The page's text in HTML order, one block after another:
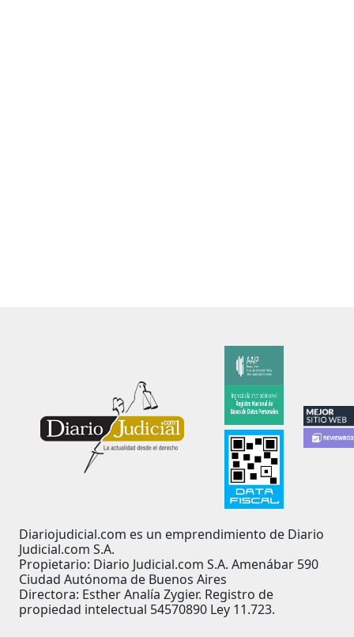
Diariojudicial.com es un emprendimiento de Diario
Judicial.com S.A.
Propietario: Diario Judicial.com S.A. Amenábar 590
Ciudad Autónoma de Buenos Aires
Directora: Esther Analía Zygier. Registro de
propiedad intelectual 54570890 Ley 11.723.